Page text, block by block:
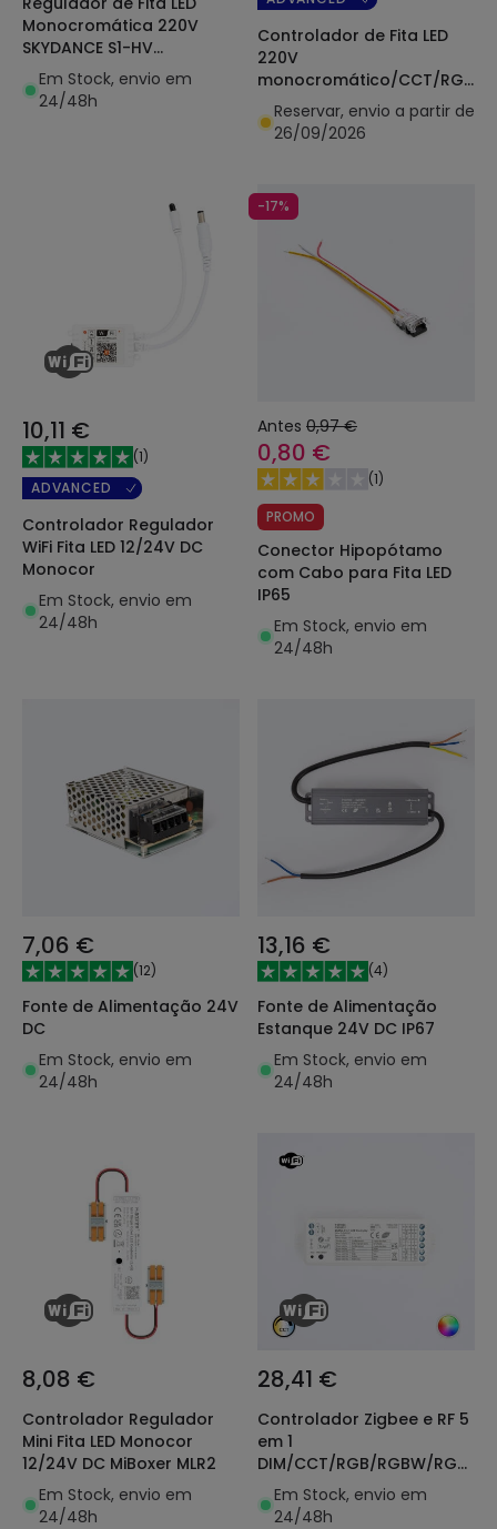
Monocromática 220V
SKYDANCE S1-HV
Compatível com Botão e
Comando RF
Em Stock, envio em
24/48h
Controlador de Fita LED
220V
monocromático/CCT/RGB
SKYDANCE S3 Compatível
com Pulsador e Comando
Reservar, envio a partir de
26/09/2026
10,11 €
(1)
ADVANCED
Controlador Regulador
WiFi Fita LED 12/24V DC
Monocor
Em Stock, envio em
24/48h
-17%
Antes 0,97 €
0,80 €
(1)
PROMO
Conector Hipopótamo
com Cabo para Fita LED
IP65
Em Stock, envio em
24/48h
7,06 €
(12)
Fonte de Alimentação 24V
DC
Em Stock, envio em
24/48h
13,16 €
(4)
Fonte de Alimentação
Estanque 24V DC IP67
Em Stock, envio em
24/48h
8,08 €
Controlador Regulador
Mini Fita LED Monocor
12/24V DC MiBoxer MLR2
Em Stock, envio em
24/48h
28,41 €
Controlador Zigbee e RF 5
em 1
DIM/CCT/RGB/RGBW/
12-24V SKYDANCE WZ5
para Fitas LED
Em Stock, envio em
24/48h